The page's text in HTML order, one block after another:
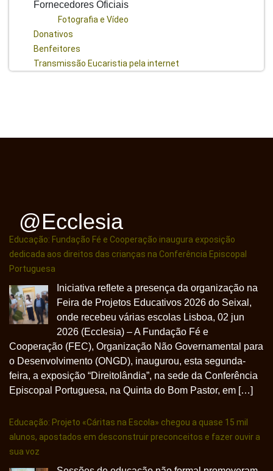
Fornecedores Oficiais
Fotografia e Vídeo
Donativos
Benfeitores
Transmissão Eucaristia pela internet
@ecclesia
Educação: Fundação Fé e Cooperação inaugura exposição
dedicada aos direitos das crianças na Conferência Episcopal
Portuguesa
Iniciativa reflete a presença da organização na
Feira de Projetos Educativos 2026 do Seixal,
onde recebeu várias escolas Lisboa, 02 jun
2026 (Ecclesia) – A Fundação Fé e
Cooperação (FEC), Organização Não Governamental para
o Desenvolvimento (ONGD), inaugurou, esta segunda-
feira, a exposição “Direitolândia”, na sede da Conferência
Episcopal Portuguesa, na Quinta do Bom Pastor, em […]
Educação: Projeto «Cáritas na Escola» chegou a quase 15 mil
alunos, apostados em desconstruir preconceitos e fazer ouvir a
sua voz